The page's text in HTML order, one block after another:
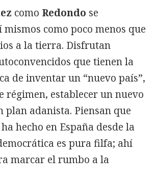
como Redondo se
mismos como poco menos que
a la tierra. Disfrutan
que tienen la
de inventar un “nuevo país”,
régimen, establecer un nuevo
plan adanista. Piensan que
hecho en España desde la
es pura filfa; ahí
marcar el rumbo a la